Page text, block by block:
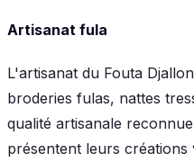
Artisanat fula
L'artisanat du Fouta
broderies fulas, nattes
qualité artisanale
présentent leurs créations